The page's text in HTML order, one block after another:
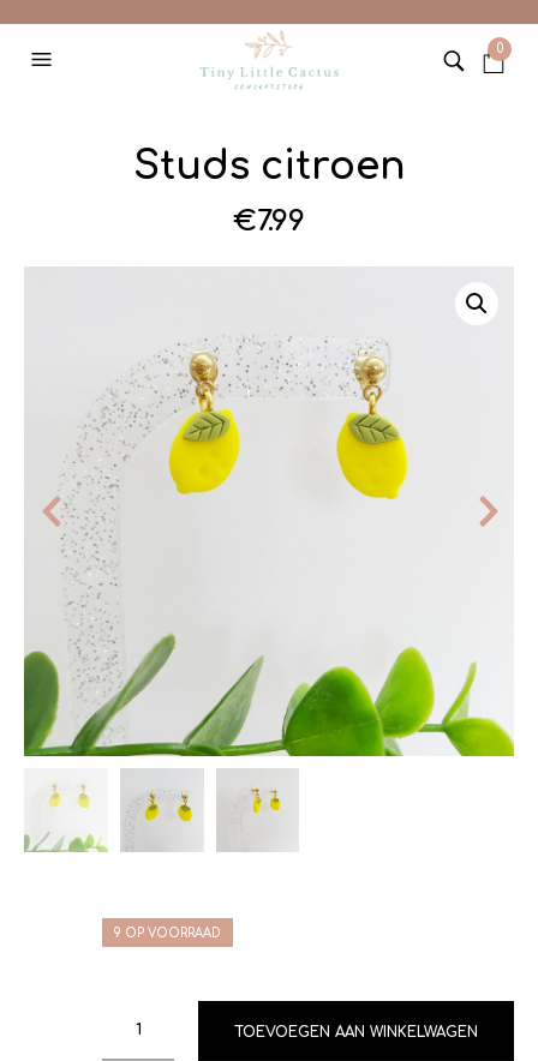
0
Studs citroen
€7.99
9 OP VOORRAAD
TOEVOEGEN AAN WINKELWAGEN